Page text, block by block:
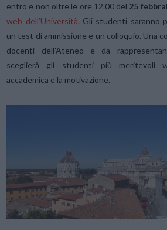
entro e non oltre le ore 12.00 del 25
web dell’Università. Gli studenti saranno
un test di ammissione e un colloquio. Una
docenti dell’Ateneo e da
sceglierà gli studenti più meritevoli
accademica e la motivazione.